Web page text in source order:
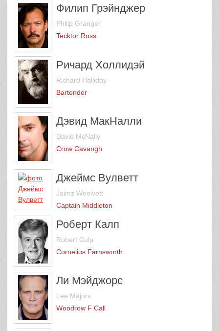
Филип Грэйнджер
Philip Granger
Tecktor Ross
Ричард Холлидэй
Richard Halliday
Bartender
Дэвид МакНалли
David McNally
Crow Cavangh
Джеймс Вулветт
Jaimz Woolvett
Captain Middleton
Роберт Калп
Robert Culp
Cornelius Farnsworth
Ли Мэйджорс
Lee Majors
Woodrow F Call